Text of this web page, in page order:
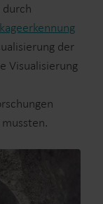
der
Visualisierung